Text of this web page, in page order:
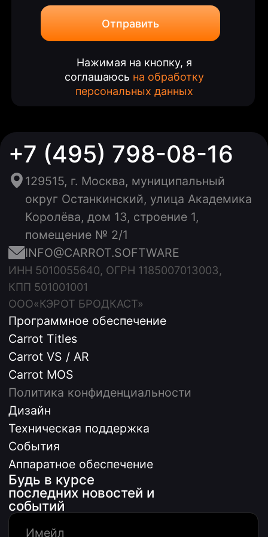
Отправить
Нажимая на кнопку, я
соглашаюсь на обработку
персональных данных